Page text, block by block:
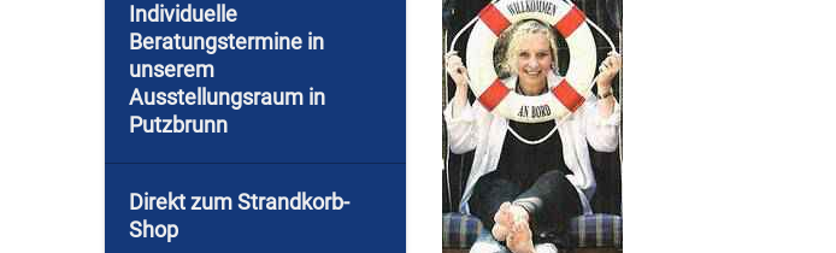
Individuelle
Beratungstermine in
unserem
Ausstellungsraum in
Putzbrunn
Direkt zum Strandkorb-
Shop